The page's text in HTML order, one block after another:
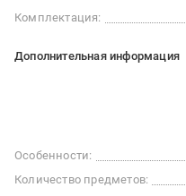
Комплектация:
Дополнительная информация
Особенности:
Количество предметов: